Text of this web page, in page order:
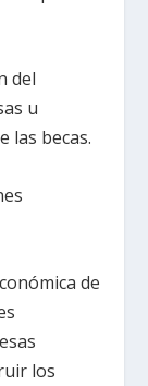
del
u
las becas.
de
los